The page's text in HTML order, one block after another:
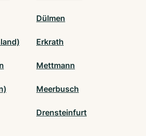
Dülmen
Erkrath
Mettmann
Meerbusch
Drensteinfurt